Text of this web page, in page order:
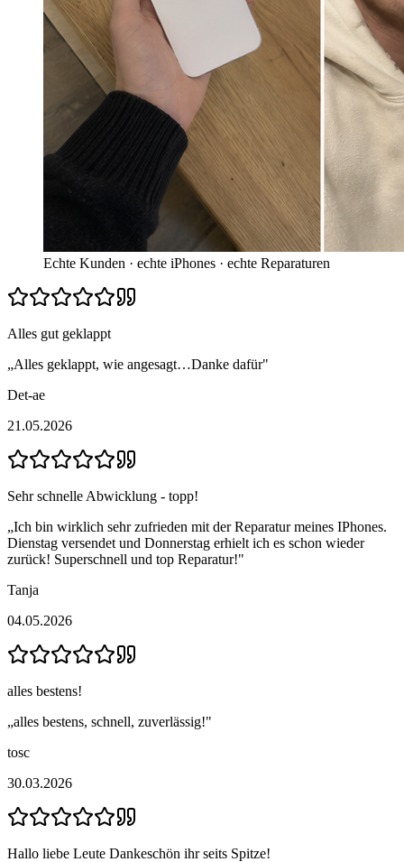
Echte Kunden · echte iPhones · echte Reparaturen
Alles gut geklappt
„Alles geklappt, wie angesagt…Danke dafür"
Det-ae
21.05.2026
Sehr schnelle Abwicklung - topp!
„Ich bin wirklich sehr zufrieden mit der Reparatur meines IPhones.
Dienstag versendet und Donnerstag erhielt ich es schon wieder
zurück! Superschnell und top Reparatur!"
Tanja
04.05.2026
alles bestens!
„alles bestens, schnell, zuverlässig!"
tosc
30.03.2026
Hallo liebe Leute Dankeschön ihr seits Spitze!